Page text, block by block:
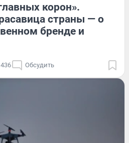
корон».
страны — о
бренде и
Обсудить